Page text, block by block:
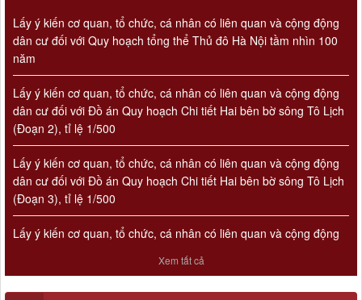
năm
Lấy ý kiến cơ quan, tổ chức, cá nhân có liên quan và cộng động
dân cư đối với Đồ án Quy hoạch Chi tiết Hai bên bờ sông Tô Lịch
(Đoạn 2), tỉ lệ 1/500
Lấy ý kiến cơ quan, tổ chức, cá nhân có liên quan và cộng động
dân cư đối với Đồ án Quy hoạch Chi tiết Hai bên bờ sông Tô Lịch
(Đoạn 3), tỉ lệ 1/500
Lấy ý kiến cơ quan, tổ chức, cá nhân có liên quan và cộng động
dân cư đối với Đồ án Quy hoạch Chi tiết Hai bên bờ sông Tô Lịch
(Đoạn 1), tỉ lệ 1/500
Xem tất cả
Số 908/KH-VQH
Kế hoạch Thông tin, tuyên truyền về cải cách hành chính nhà
nước của Viện Quy hoạch xây dựng Hà Nội giai đoạn 2026 -